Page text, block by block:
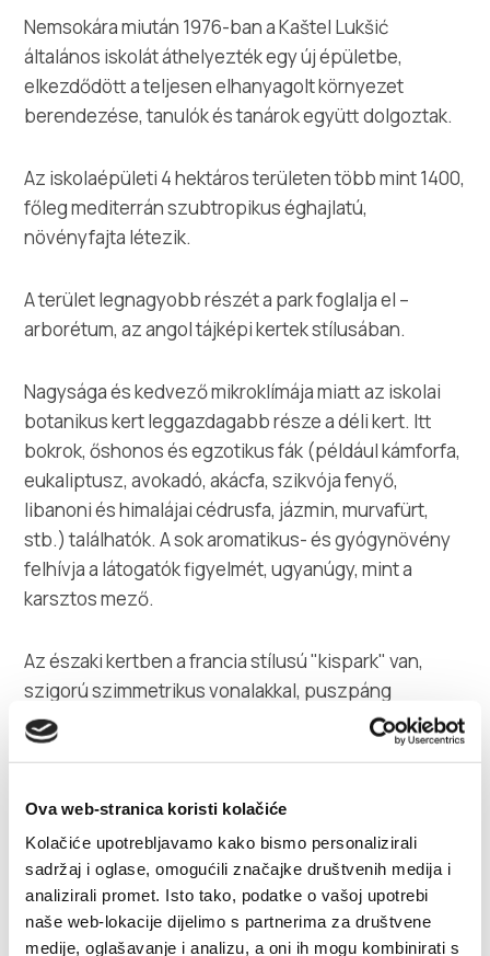
Ova web-stranica koristi kolačiće
Kolačiće upotrebljavamo kako bismo personalizirali
sadržaj i oglase, omogućili značajke društvenih medija i
analizirali promet. Isto tako, podatke o vašoj upotrebi
naše web-lokacije dijelimo s partnerima za društvene
medije, oglašavanje i analizu, a oni ih mogu kombinirati s
Safe in Dalmatia
hu
+385 21 227 933
Villa Nika, Kamberovo šetalište 30,
Nemsokára miután 1976-ban a Kaštel Lukšić
általános iskolát áthelyezték egy új épületbe,
elkezdődött a teljesen elhanyagolt környezet
berendezése, tanulók és tanárok együtt dolgoztak.
Az iskolaépületi 4 hektáros területen több mint 1400,
főleg mediterrán szubtropikus éghajlatú,
növényfajta létezik.
A terület legnagyobb részét a park foglalja el –
arborétum, az angol tájképi kertek stílusában.
Nagysága és kedvező mikroklímája miatt az iskolai
botanikus kert leggazdagabb része a déli kert. Itt
bokrok, őshonos és egzotikus fák (például kámforfa,
eukaliptusz, avokadó, akácfa, szikvója fenyő,
libanoni és himalájai cédrusfa, jázmin, murvafürt,
stb.) találhatók. A sok aromatikus- és gyógynövény
felhívja a látogatók figyelmét, ugyanúgy, mint a
karsztos mező.
Az északi kertben a francia stílusú "kispark" van,
szigorú szimmetrikus vonalakkal, puszpáng
sövénnyel és gazdag leander bokrokkal. Itt kulturális
és művészeti eseményekre egy kőszínpadot
A kert egyik része olajbogyófa ültetvény, amely 170
fájával és 45 horvát és külföldi olajbogyófajtájával a
horvát tengerparton a legnagyobb ültetvény.